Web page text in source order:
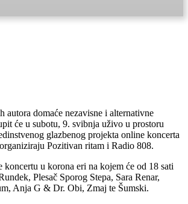
autora domaće nezavisne i alternativne
će u subotu, 9. svibnja uživo u prostoru
glazbenog projekta online koncerta
Pozitivan ritam i Radio 808.
u korona eri na kojem će od 18 sati
Plesač Sporog Stepa, Sara Renar,
Anja G & Dr. Obi, Zmaj te Šumski.